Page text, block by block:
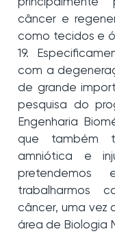
principalmente
câncer e
como tecidos e
19.
com a
de grande
pesquisa do
Engenharia
que também
amniótica e
pretendemos
trabalharmos
câncer, uma vez
área de Biologia